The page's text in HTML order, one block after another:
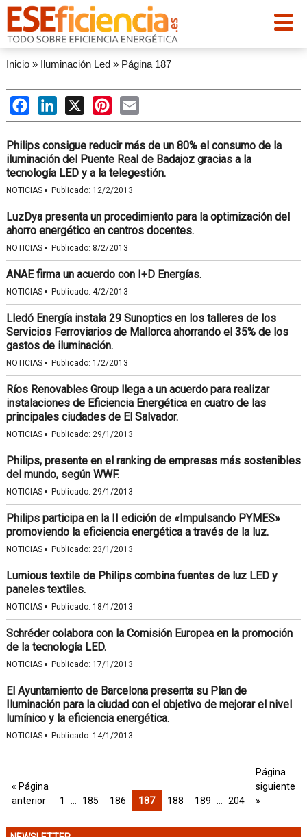
Inicio» Iluminación Led» Página 187
FacebookLinkedIn
X PinterestEmail
Philips consigue reducir más de un 80% el consumo de la
iluminación del Puente Real de Badajoz gracias a la
tecnología LED y a la telegestión.
NOTICIAS · Publicado: 12/2/2013
LuzDya presenta un procedimiento para la optimización del
ahorro energético en centros docentes.
NOTICIAS · Publicado: 8/2/2013
ANAE firma un acuerdo con I+D Energías.
NOTICIAS · Publicado: 4/2/2013
Lledó Energía instala 29 Sunoptics en los talleres de los
Servicios Ferroviarios de Mallorca ahorrando el 35% de los
gastos de iluminación.
NOTICIAS · Publicado: 1/2/2013
Ríos Renovables Group llega a un acuerdo para realizar
instalaciones de Eficiencia Energética en cuatro de las
principales ciudades de El Salvador.
NOTICIAS · Publicado: 29/1/2013
Philips, presente en el ranking de empresas más sostenibles
del mundo, según WWF.
NOTICIAS · Publicado: 29/1/2013
Philips participa en la II edición de «Impulsando PYMES»
promoviendo la eficiencia energética a través de la luz.
NOTICIAS · Publicado: 23/1/2013
Lumious textile de Philips combina fuentes de luz LED y
paneles textiles.
NOTICIAS · Publicado: 18/1/2013
Schréder colabora con la Comisión Europea en la promoción
de la tecnología LED.
NOTICIAS · Publicado: 17/1/2013
El Ayuntamiento de Barcelona presenta su Plan de
Iluminación para la ciudad con el objetivo de mejorar el nivel
lumínico y la eficiencia energética.
NOTICIAS · Publicado: 14/1/2013
« Página
anterior
1 185 186 187 188 189 204
Página
siguiente
»